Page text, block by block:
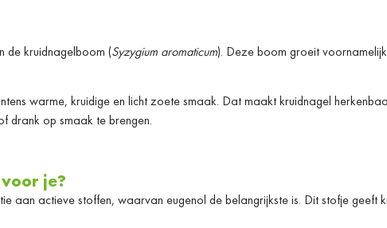
de kruidnagelboom (Syzygium aromaticum). Deze boom groeit
warme, kruidige en licht zoete smaak. Dat maakt kruidnagel
drank op smaak te brengen.
je?
aan actieve stoffen, waarvan eugenol de belangrijkste is. Dit stofje geeft